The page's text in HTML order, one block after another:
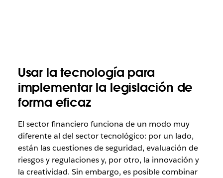
Usar la tecnología para
implementar la legislación de
forma eficaz
El sector financiero funciona de un modo muy
diferente al del sector tecnológico: por un lado,
están las cuestiones de seguridad, evaluación de
riesgos y regulaciones y, por otro, la innovación y
la creatividad. Sin embargo, es posible combinar